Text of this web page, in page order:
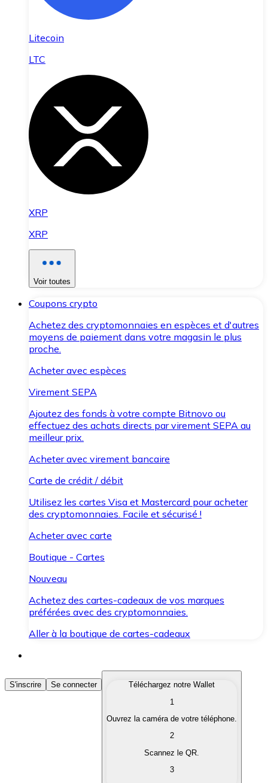
Litecoin
LTC
XRP
XRP
Voir toutes
Coupons crypto
Achetez des cryptomonnaies en espèces et d'autres
moyens de paiement dans votre magasin le plus
proche.
Acheter avec espèces
Virement SEPA
Ajoutez des fonds à votre compte Bitnovo ou
effectuez des achats directs par virement SEPA au
meilleur prix.
Acheter avec virement bancaire
Carte de crédit / débit
Utilisez les cartes Visa et Mastercard pour acheter
des cryptomonnaies. Facile et sécurisé !
Acheter avec carte
Boutique - Cartes
Nouveau
Achetez des cartes-cadeaux de vos marques
préférées avec des cryptomonnaies.
Aller à la boutique de cartes-cadeaux
Acheter des Cryptomonnaies
Achetez les cryptomonnaies qui vous intéressent
Convertissez vos cryptomonnaies en monnaie
S'inscrire Se connecter
Téléchargez notre Wallet
1
Ouvrez la caméra de votre téléphone.
2
Scannez le QR.
3